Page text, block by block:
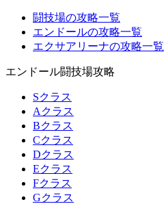
闘技場の攻略一覧
エンドールの攻略一覧
エクサアリーナの攻略一覧
エンドール闘技場攻略
Sクラス
Aクラス
Bクラス
Cクラス
Dクラス
Eクラス
Fクラス
Gクラス